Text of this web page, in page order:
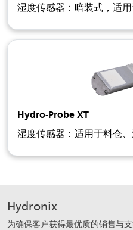
湿度传感器：暗装式，适
Hydro-Probe XT
湿度传感器：适用于料仓
Hydronix
为确保客户获得最优质的销售与